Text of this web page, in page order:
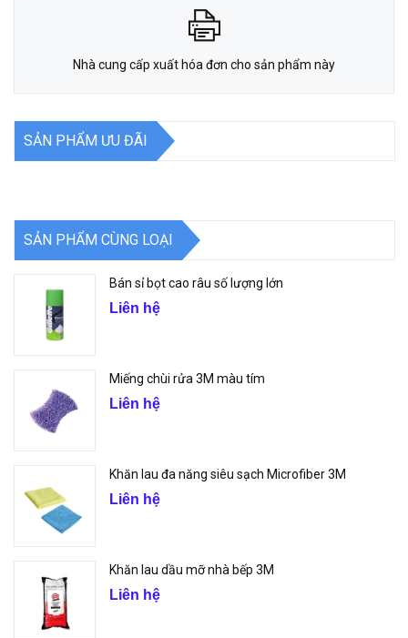
Nhà cung cấp xuất hóa đơn cho sản phẩm này
SẢN PHẨM ƯU ĐÃI
SẢN PHẨM CÙNG LOẠI
Bán sỉ bọt cao râu số lượng lớn
Liên hệ
Miếng chùi rửa 3M màu tím
Liên hệ
Khăn lau đa năng siêu sạch Microfiber 3M
Liên hệ
Khăn lau dầu mỡ nhà bếp 3M
Liên hệ